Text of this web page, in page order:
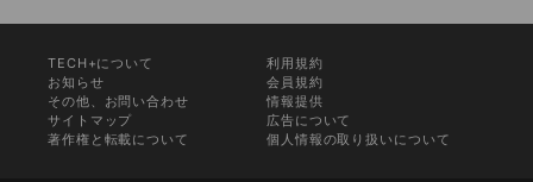
TECH+について
利用規約
お知らせ
会員規約
その他、お問い合わせ
情報提供
サイトマップ
広告について
著作権と転載について
個人情報の取り扱いについて